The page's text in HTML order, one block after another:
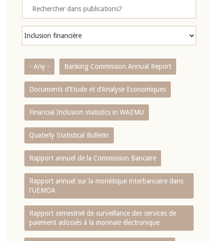
- Any - Banking Commission Annual Report
Documents d’Etude et d’Analyse Economiques
Financial Inclusion statistics in WAEMU
Quaterly Statistical Bulletin
Rapport annuel de la Commission Bancaire
Rapport annuel sur la monétique interbancaire dans
l'UEMOA
Rapport semestriel de surveillance des services de
paiement adossés à la monnaie électronique